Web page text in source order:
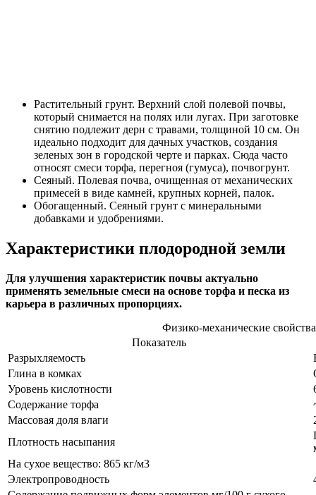
Растительный грунт. Верхний слой полевой почвы,
который снимается на полях или лугах. При заготовке
снятию подлежит дерн с травами, толщиной 10 см. Он
идеально подходит для дачных участков, создания
зеленых зон в городской черте и парках. Сюда часто
относят смеси торфа, перегноя (гумуса), почвогрунт.
Сеяный. Полевая почва, очищенная от механических
примесей в виде камней, крупных корней, палок.
Обогащенный. Сеяный грунт с минеральными
добавками и удобрениями.
Характеристики плодородной земли
Для улучшения характеристик почвы актуально
применять земельные смеси на основе торфа и песка из
карьера в различных пропорциях.
Физико-механические свойства
Показатель
Разрыхляемость
Глина в комках
Уровень кислотности
Содержание торфа
Массовая доля влаги
Плотность насыпания
На сухое вещество: 865 кг/м3
Электропроводность